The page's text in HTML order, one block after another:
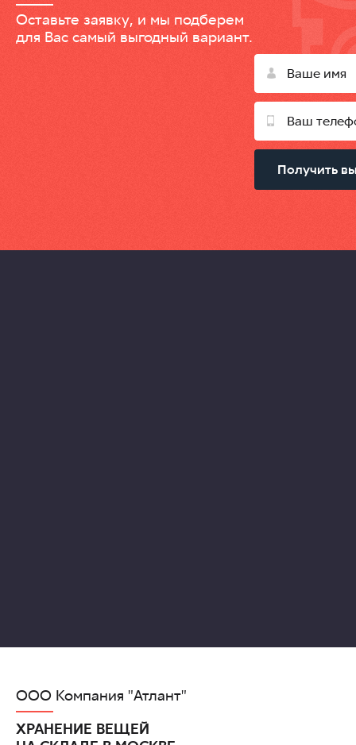
Оставьте заявку, и мы подберем
для Вас самый выгодный вариант.
ООО Компания "Атлант"
ХРАНЕНИЕ ВЕЩЕЙ